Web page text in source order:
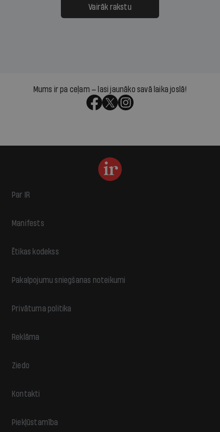
Vairāk rakstu
Mums ir pa ceļam — lasi jaunāko savā laika joslā!
Par IR
Manifests
Ētikas kodekss
Pakalpojumu sniegšanas noteikumi
Privātuma politika
Reklāma
Ziedo
Kontakti
Piekļūstamība